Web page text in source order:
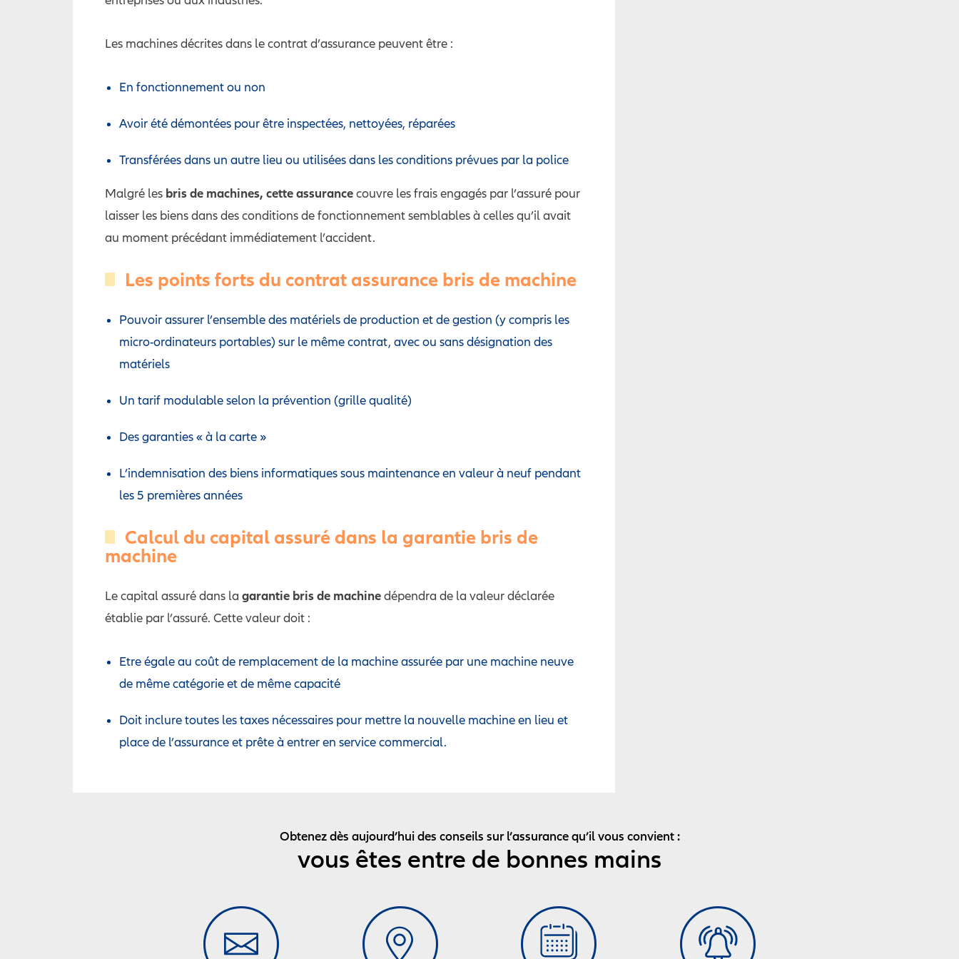
Les machines décrites dans le contrat d’assurance peuvent être :
En fonctionnement ou non
Avoir été démontées pour être inspectées, nettoyées, réparées
Transférées dans un autre lieu ou utilisées dans les conditions prévues par la police
Malgré les bris de machines, cette assurance couvre les frais engagés par l’assuré pour
laisser les biens dans des conditions de fonctionnement semblables à celles qu’il avait
au moment précédant immédiatement l’accident.
Les points forts du contrat assurance bris de machine
Pouvoir assurer l’ensemble des matériels de production et de gestion (y compris les
micro-ordinateurs portables) sur le même contrat, avec ou sans désignation des
matériels
Un tarif modulable selon la prévention (grille qualité)
Des garanties « à la carte »
L’indemnisation des biens informatiques sous maintenance en valeur à neuf pendant
les 5 premières années
Calcul du capital assuré dans la garantie bris de
machine
Le capital assuré dans la garantie bris de machine dépendra de la valeur déclarée
établie par l’assuré. Cette valeur doit :
Etre égale au coût de remplacement de la machine assurée par une machine neuve
de même catégorie et de même capacité
Doit inclure toutes les taxes nécessaires pour mettre la nouvelle machine en lieu et
place de l’assurance et prête à entrer en service commercial.
Obtenez dès aujourd’hui des conseils sur l’assurance qu’il vous convient :
vous êtes entre de bonnes mains